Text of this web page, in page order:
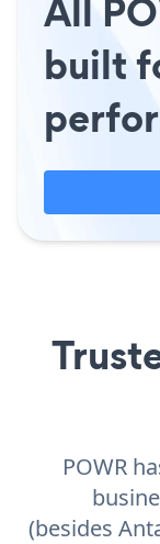
All
built
POWR
(besides